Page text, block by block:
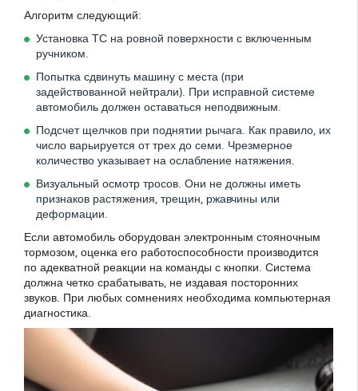
Алгоритм следующий:
Установка ТС на ровной поверхности с включенным
ручником.
Попытка сдвинуть машину с места (при
задействованной нейтрали). При исправной системе
автомобиль должен оставаться неподвижным.
Подсчет щелчков при поднятии рычага. Как правило, их
число варьируется от трех до семи. Чрезмерное
количество указывает на ослабление натяжения.
Визуальный осмотр тросов. Они не должны иметь
признаков растяжения, трещин, ржавчины или
деформации.
Если автомобиль оборудован электронным стояночным
тормозом, оценка его работоспособности производится
по адекватной реакции на команды с кнопки. Система
должна четко срабатывать, не издавая посторонних
звуков. При любых сомнениях необходима компьютерная
диагностика.